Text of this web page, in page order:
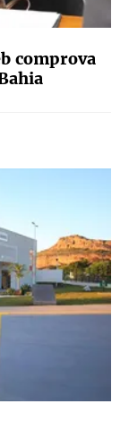
comprova